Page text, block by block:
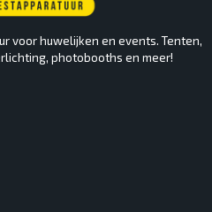
voor huwelijken en events. Tenten,
photobooths en meer!